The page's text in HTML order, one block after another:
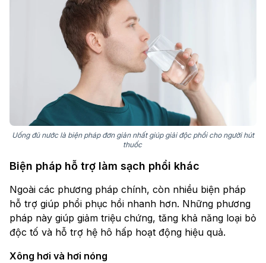
Uống đủ nước là biện pháp đơn giản nhất giúp giải độc phổi cho người hút
thuốc
Biện pháp hỗ trợ làm sạch phổi khác
Ngoài các phương pháp chính, còn nhiều biện pháp
hỗ trợ giúp phổi phục hồi nhanh hơn. Những phương
pháp này giúp giảm triệu chứng, tăng khả năng loại bỏ
độc tố và hỗ trợ hệ hô hấp hoạt động hiệu quả.
Xông hơi và hơi nóng